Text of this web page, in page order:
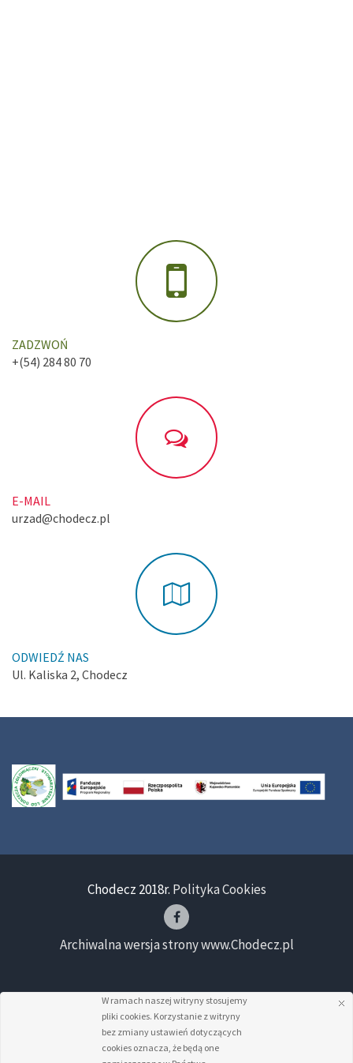
ZADZWOŃ
+(54) 284 80 70
E-MAIL
urzad@chodecz.pl
ODWIEDŹ NAS
Ul. Kaliska 2, Chodecz
Chodecz 2018r. Polityka Cookies
Archiwalna wersja strony www.Chodecz.pl
W ramach naszej witryny stosujemy
pliki cookies. Korzystanie z witryny
bez zmiany ustawień dotyczących
cookies oznacza, że będą one